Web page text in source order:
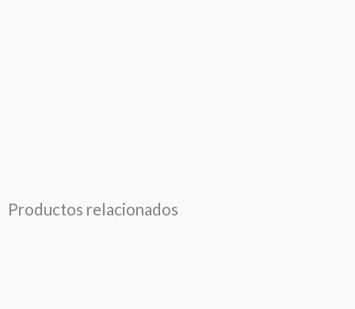
Productos relacionados